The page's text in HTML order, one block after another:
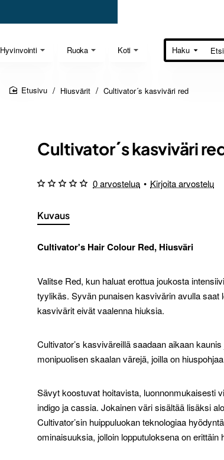
Hyvinvointi Ruoka Koti Haku
Etsi...
Hiusvärit Cultivator´s kasviväri red
Cultivator´s kasviväri
Kuvaus
Cultivator's Hair Colour Red, Hiusväri
Valitse Red, kun haluat erottua joukosta
tyylikäs. Syvän punaisen kasvivärin avulla saat
kasvivärit eivät vaalenna hiuksia.
Cultivator’s kasviväreillä saadaan aikaan
monipuolisen skaalan värejä, joilla on
Sävyt koostuvat hoitavista, luonnonmukaisesti
indigo ja cassia. Jokainen väri sisältää lisäksi
Cultivator’sin huippuluokan teknologiaa
ominaisuuksia, jolloin lopputuloksena on
0 arvostelua • Kirjoita arvostelu